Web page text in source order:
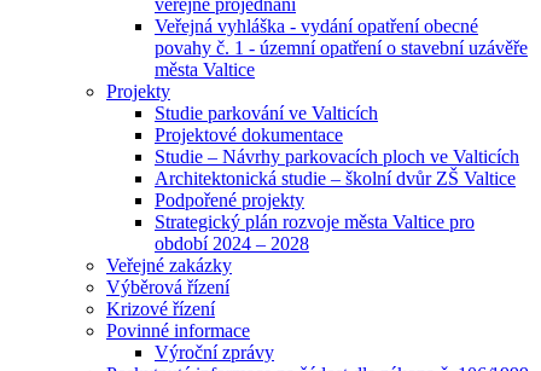
veřejné projednání
Veřejná vyhláška - vydání opatření obecné
povahy č. 1 - územní opatření o stavební uzávěře
města Valtice
Projekty
Studie parkování ve Valticích
Projektové dokumentace
Studie – Návrhy parkovacích ploch ve Valticích
Architektonická studie – školní dvůr ZŠ Valtice
Podpořené projekty
Strategický plán rozvoje města Valtice pro
období 2024 – 2028
Veřejné zakázky
Výběrová řízení
Krizové řízení
Povinné informace
Výroční zprávy